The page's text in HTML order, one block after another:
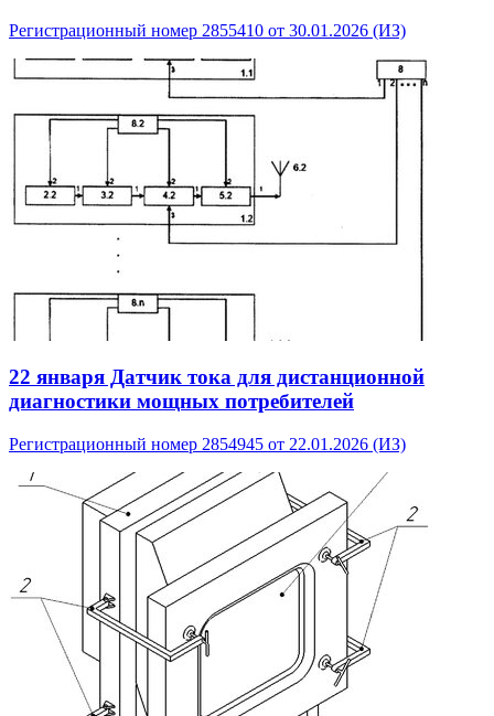
Регистрационный номер 2855410 от 30.01.2026 (ИЗ)
22 января Датчик тока для дистанционной
диагностики мощных потребителей
Регистрационный номер 2854945 от 22.01.2026 (ИЗ)